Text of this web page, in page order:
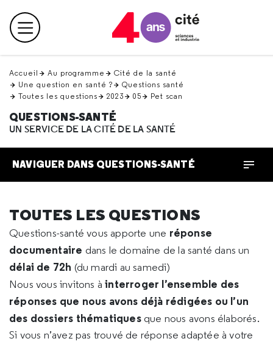
en
haut Menu principal
Accueil Au programme
Cité de la santé
Une question en santé ?
Questions santé
Toutes les questions
2023 05 Pet scan
QUESTIONS-SANTÉ
UN SERVICE DE LA CITÉ DE LA SANTÉ
NAVIGUER DANS QUESTIONS-SANTÉ
TOUTES LES QUESTIONS
Questions-santé vous apporte une réponse
documentaire dans le domaine de la santé dans un
délai de 72h (du mardi au samedi)
Nous vous invitons àinterroger l’ensemble des
réponses que nous avons déjà rédigées ou l’un
des dossiers thématiques que nous avons élaborés.
Si vous n’avez pas trouvé de réponse adaptée à votre